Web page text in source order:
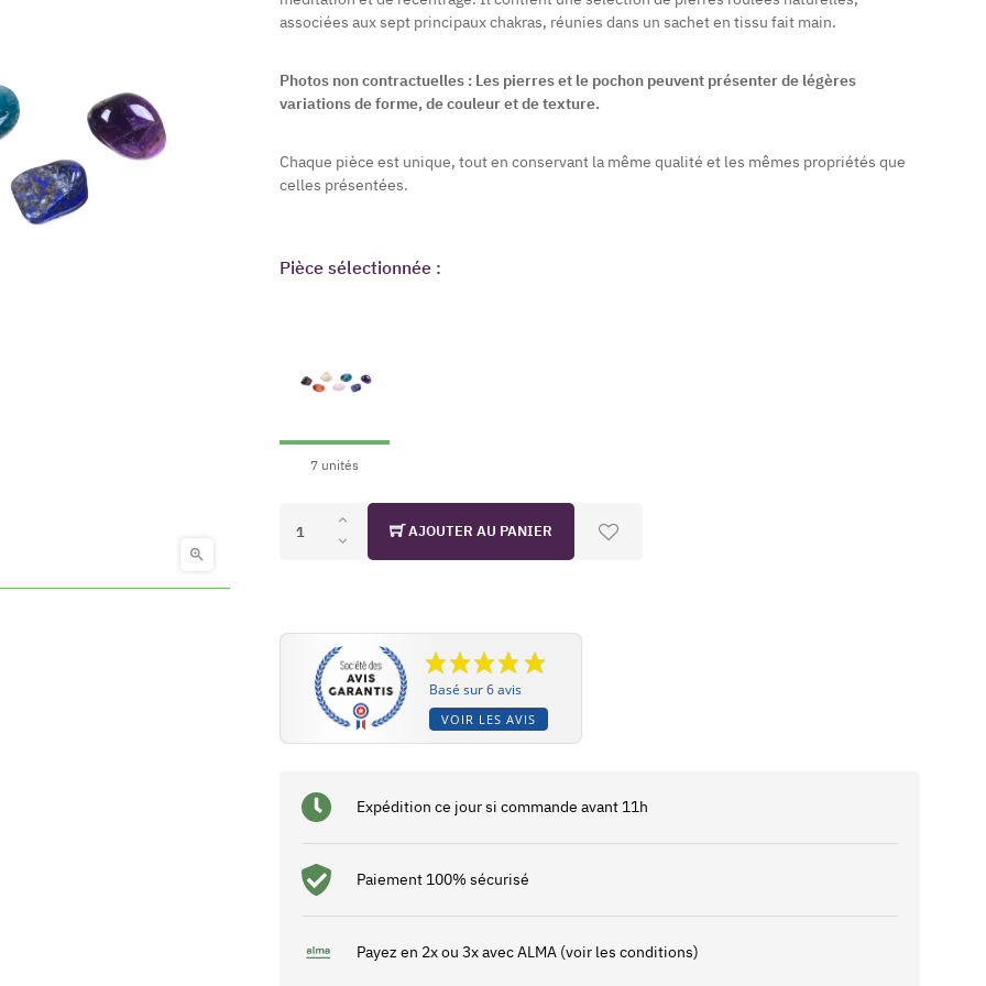

associées aux sept principaux chakras, réunies dans un sachet en tissu fait main.
Photos non contractuelles : Les pierres et le pochon peuvent présenter de légères
variations de forme, de couleur et de texture.
Chaque pièce est unique, tout en conservant la même qualité et les mêmes propriétés que
celles présentées.
Pièce sélectionnée :
7 unités
AJOUTER AU PANIER
Basé sur 6 avis
VOIR LES AVIS
Expédition ce jour si commande avant 11h
Paiement 100% sécurisé
Payez en 2x ou 3x avec ALMA (voir les conditions)